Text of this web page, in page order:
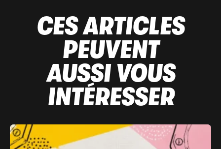
CES ARTICLES
PEUVENT
AUSSI VOUS
INTÉRESSER